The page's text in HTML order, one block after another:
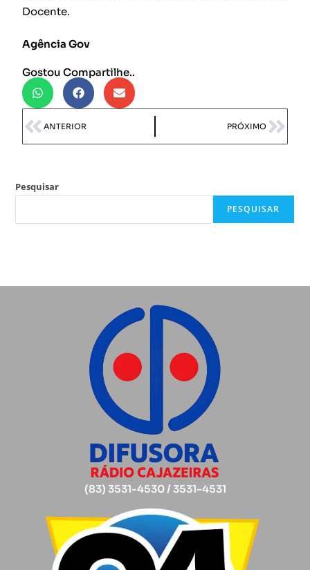
Docente.
Agência Gov
Gostou Compartilhe..
ANTERIOR PRÓXIMO
Pesquisar
PESQUISAR
(83) 3531-4530 / 3531-4531